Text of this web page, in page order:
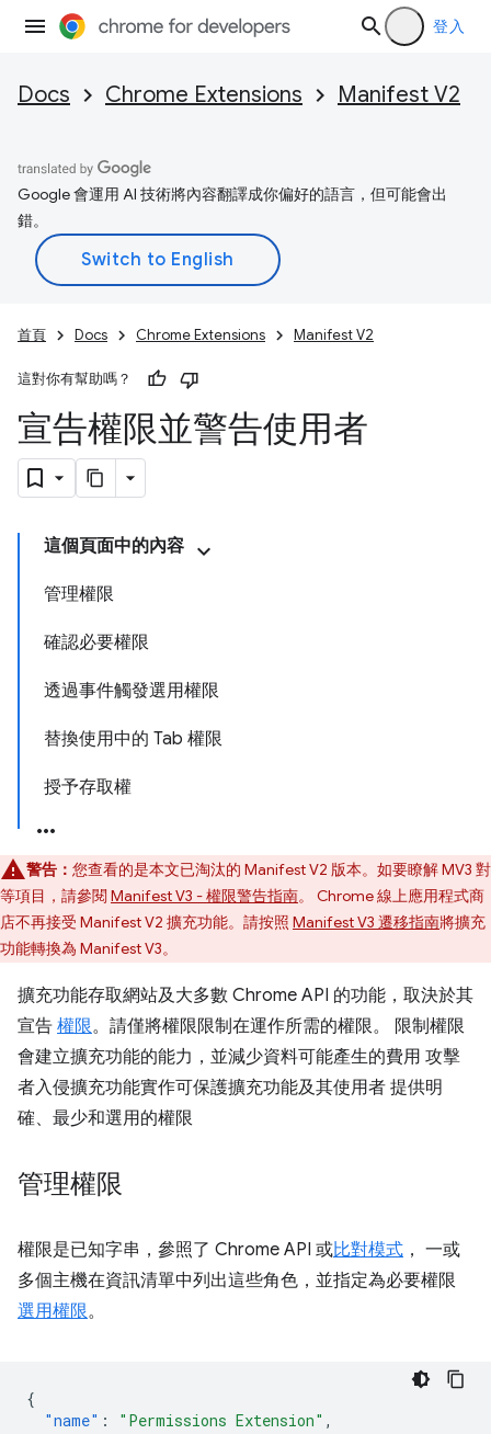
登入
Docs Chrome Extensions Manifest V2
Google 會運用 AI 技術將內容翻譯成你偏好的語言，但可能會出
錯。
首頁 Docs Chrome Extensions Manifest V2
這對你有幫助嗎？
宣告權限並警告使用者
這個頁面中的內容
管理權限
確認必要權限
透過事件觸發選用權限
替換使用中的 Tab 權限
授予存取權
警告： 您查看的是本文已淘汰的 Manifest V2 版本。如要瞭解 MV3 對
等項目，請參閱 Manifest V3 - 權限警告指南。 Chrome 線上應用程式商
店不再接受 Manifest V2 擴充功能。請按照 Manifest V3 遷移指南將擴充
功能轉換為 Manifest V3。
擴充功能存取網站及大多數 Chrome API 的功能，取決於其
宣告 權限。請僅將權限限制在運作所需的權限。 限制權限
會建立擴充功能的能力，並減少資料可能產生的費用 攻擊
者入侵擴充功能實作可保護擴充功能及其使用者 提供明
確、最少和選用的權限
管理權限
權限是已知字串，參照了 Chrome API 或比對模式 ， 一或
多個主機在資訊清單中列出這些角色，並指定為必要權限
選用權限。
{
"name" : "Permissions Extension" ,